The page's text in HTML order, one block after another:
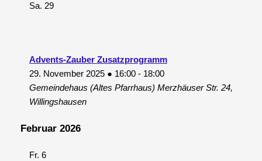
Sa. 29
Advents-Zauber Zusatzprogramm
29. November 2025 ● 16:00- 18:00
Gemeindehaus (Altes Pfarrhaus) Merzhäuser Str. 24,
Willingshausen
Februar 2026
Fr. 6